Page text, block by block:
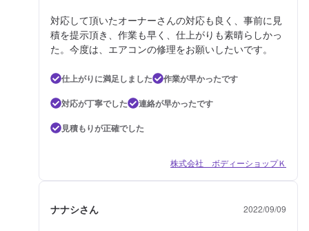
対応して頂いたオーナーさんの対応も良く、事前に見
積を提示頂き、作業も早く、仕上がりも素晴らしかっ
た。今度は、エアコンの修理をお願いしたいです。
仕上がりに満足しました
作業が早かったです
対応が丁寧でした
連絡が早かったです
見積もりが正確でした
株式会社 ボディーショップＫ
ナナシさん 2022/09/09